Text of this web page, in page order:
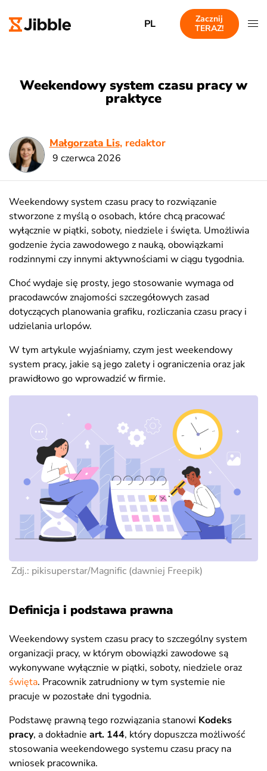
PL
Zacznij
TERAZ!
Weekendowy system czasu pracy w
praktyce
Małgorzata Lis, redaktor
9 czerwca 2026
Weekendowy system czasu pracy to rozwiązanie
stworzone z myślą o osobach, które chcą pracować
wyłącznie w piątki, soboty, niedziele i święta. Umożliwia
godzenie życia zawodowego z nauką, obowiązkami
rodzinnymi czy innymi aktywnościami w ciągu tygodnia.
Choć wydaje się prosty, jego stosowanie wymaga od
pracodawców znajomości szczegółowych zasad
dotyczących planowania grafiku, rozliczania czasu pracy i
udzielania urlopów.
W tym artykule wyjaśniamy, czym jest weekendowy
system pracy, jakie są jego zalety i ograniczenia oraz jak
prawidłowo go wprowadzić w firmie.
Zdj.: pikisuperstar/Magnific (dawniej Freepik)
Definicja i podstawa prawna
Weekendowy system czasu pracy to szczególny system
organizacji pracy, w którym obowiązki zawodowe są
wykonywane wyłącznie w piątki, soboty, niedziele oraz
święta. Pracownik zatrudniony w tym systemie nie
pracuje w pozostałe dni tygodnia.
Podstawę prawną tego rozwiązania stanowi Kodeks
pracy, a dokładnie art. 144, który dopuszcza możliwość
stosowania weekendowego systemu czasu pracy na
wniosek pracownika.